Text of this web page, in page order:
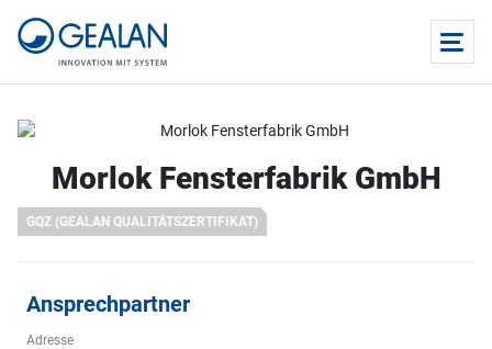
Morlok Fensterfabrik GmbH
GQZ (GEALAN QUALITÄTSZERTIFIKAT)
Ansprechpartner
Adresse